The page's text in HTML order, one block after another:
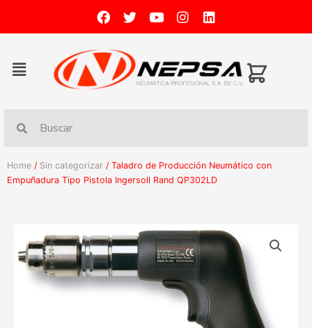
Home / Sin categorizar / Taladro de Producción Neumático con
Empuñadura Tipo Pistola Ingersoll Rand QP302LD